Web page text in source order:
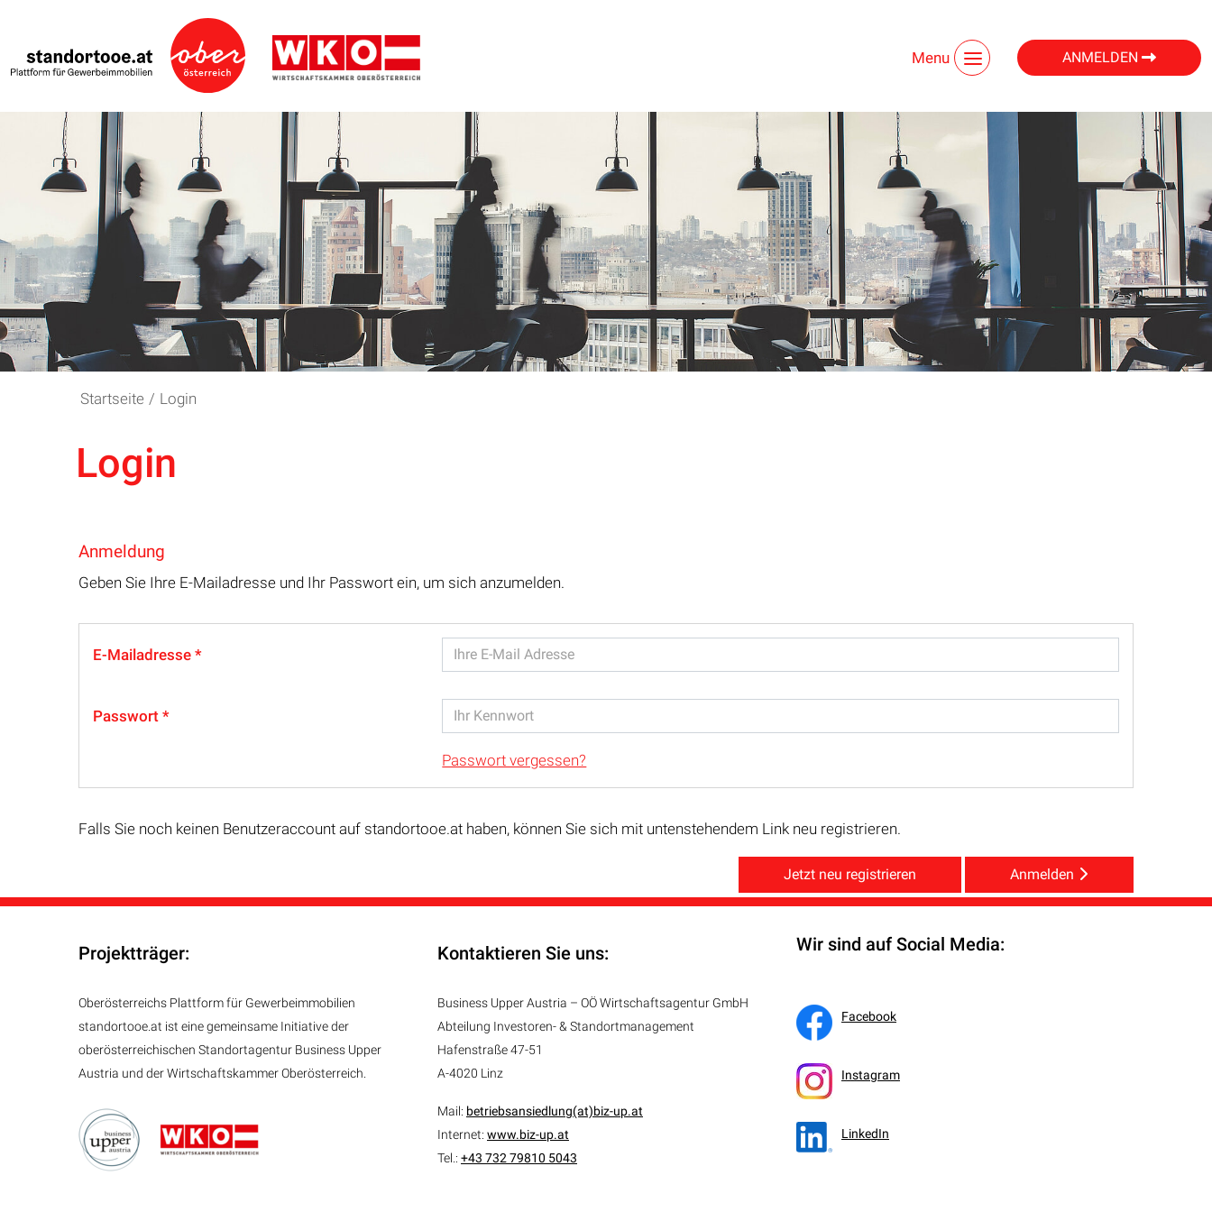
Menu ANMELDEN
Startseite / Login
Login
Anmeldung
Geben Sie Ihre E-Mailadresse und Ihr Passwort ein, um sich anzumelden.
E-Mailadresse
Passwort
Passwort vergessen?
Falls Sie noch keinen Benutzeraccount auf standortooe.at haben, können Sie sich mit untenstehendem Link neu registrieren.
Jetzt neu registrieren Anmelden
Projektträger:
Oberösterreichs Plattform für Gewerbeimmobilien
standortooe.at ist eine gemeinsame Initiative der
oberösterreichischen Standortagentur Business Upper
Austria und der Wirtschaftskammer Oberösterreich.
Kontaktieren Sie uns:
Business Upper Austria – OÖ Wirtschaftsagentur GmbH
Abteilung Investoren- & Standortmanagement
Hafenstraße 47-51
A-4020 Linz
Mail: betriebsansiedlung(at)biz-up.at
Internet: www.biz-up.at
Tel.: +43 732 79810 5043
Wir sind auf Social Media:
Facebook
Instagram
LinkedIn